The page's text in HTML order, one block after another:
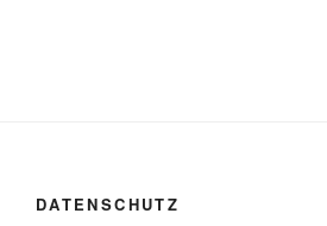
DATENSCHUTZ